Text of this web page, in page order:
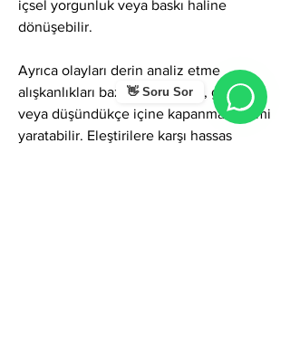
👋 Soru Sor
içsel yorgunluk veya baskı haline
dönüşebilir.
Ayrıca olayları derin analiz etme
alışkanlıkları bazen kararsızlık, gecikme
veya düşündükçe içine kapanma eğilimi
yaratabilir. Eleştirilere karşı hassas